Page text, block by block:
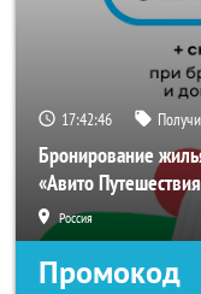
17:42:44
Бронирование
«Авито
Россия
Промокод